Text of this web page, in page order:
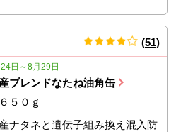
(51)
日～8月29日
ブレンドなたね油角缶
５０ｇ
ナタネと遺伝子組み換え混入防